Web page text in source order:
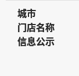
城市
城市
门店名称
门店名称
信息公示
信息公示